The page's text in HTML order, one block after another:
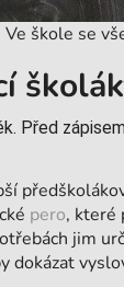
škole se
Před
pero, které
jim
dokázat